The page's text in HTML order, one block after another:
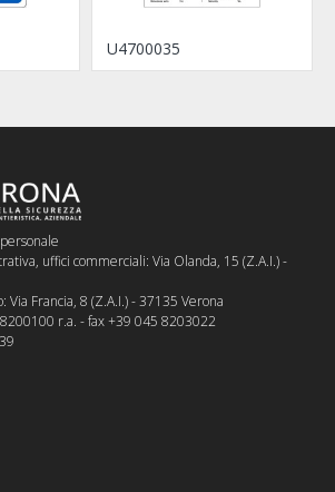
U4700035
uffici commerciali: Via Olanda, 15 (Z.A.I.) -
Via Francia, 8 (Z.A.I.) - 37135 Verona
r.a. - fax +39 045 8203022